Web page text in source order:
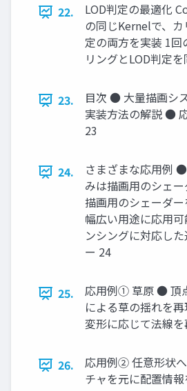
22.
LOD判定の最適化
の同じKernelで、
定の両方を実装 1
リングとLOD判定
23.
目次 ● 大量描画シ
実装方法の解説 ●
23
24.
さまざまな応用例
みは描画用のシェ
描画用のシェーダ
幅広い用途に応用
ンシングに対応し
ー 24
25.
応用例① 草原 ● 頂
による草の揺れを
変形に応じて法線
26.
応用例② 任意形状
チャを元に配置情